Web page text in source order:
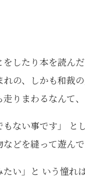
したり本を読ん
の、しかも和裁
りまわるなんて、
ない事です」
どを縫って遊んで
い」と いう憧れ